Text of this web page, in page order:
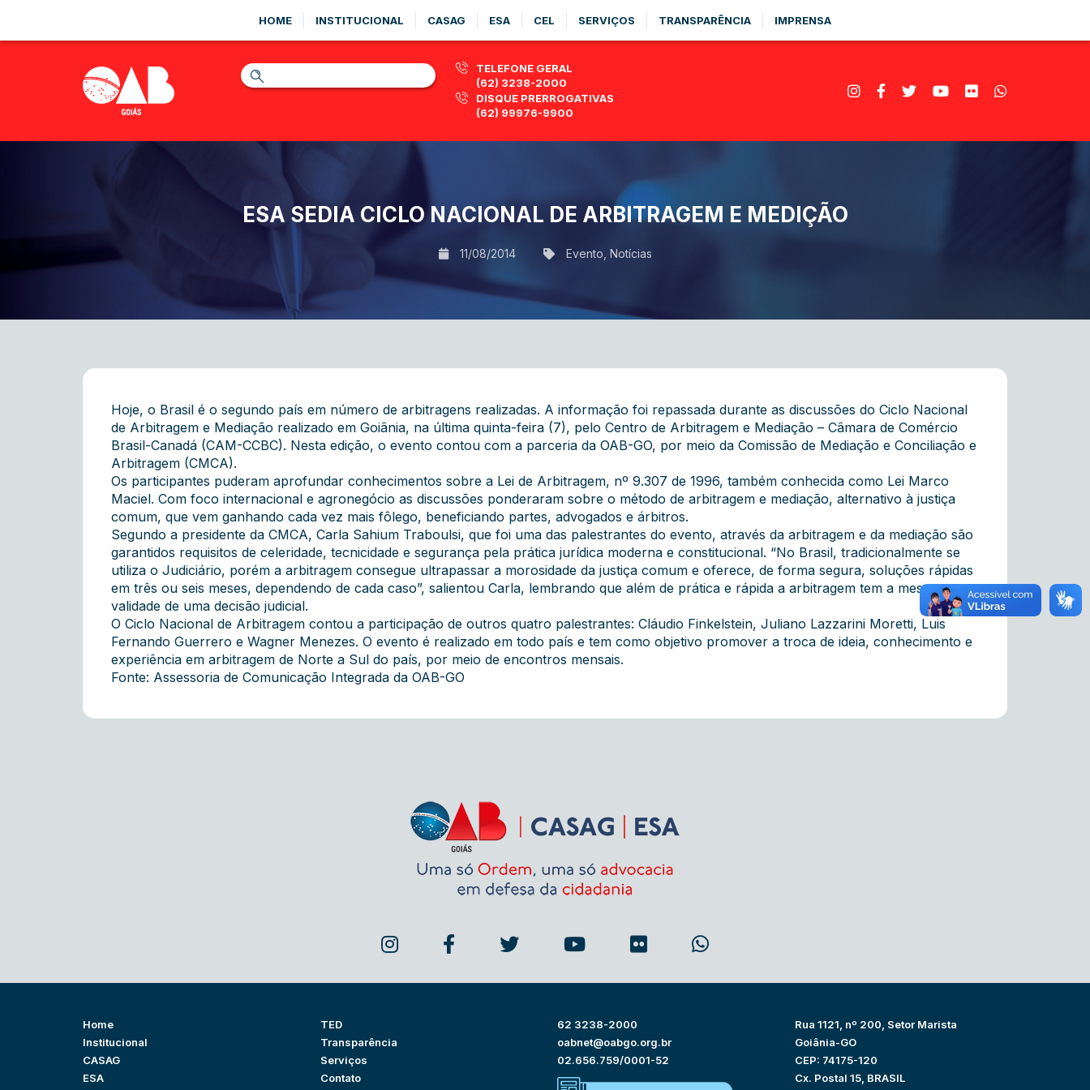
HOME INSTITUCIONAL CASAG ESA CEL SERVIÇOS TRANSPARÊNCIA IMPRENSA
TELEFONE GERAL
(62) 3238-2000
DISQUE PRERROGATIVAS
(62) 99976-9900
ESA SEDIA CICLO NACIONAL DE ARBITRAGEM E MEDIÇÃO
11/08/2014 Evento Notícias
Hoje, o Brasil é o segundo país em número de arbitragens realizadas. A informação foi repassada durante as discussões do Ciclo Nacional
de Arbitragem e Mediação realizado em Goiânia, na última quinta-feira (7), pelo Centro de Arbitragem e Mediação – Câmara de Comércio
Brasil-Canadá (CAM-CCBC). Nesta edição, o evento contou com a parceria da OAB-GO, por meio da Comissão de Mediação e Conciliação e
Arbitragem (CMCA).
Os participantes puderam aprofundar conhecimentos sobre a Lei de Arbitragem, nº 9.307 de 1996, também conhecida como Lei Marco
Maciel. Com foco internacional e agronegócio as discussões ponderaram sobre o método de arbitragem e mediação, alternativo à justiça
comum, que vem ganhando cada vez mais fôlego, beneficiando partes, advogados e árbitros.
Segundo a presidente da CMCA, Carla Sahium Traboulsi, que foi uma das palestrantes do evento, através da arbitragem e da mediação são
garantidos requisitos de celeridade, tecnicidade e segurança pela prática jurídica moderna e constitucional. “No Brasil, tradicionalmente se
utiliza o Judiciário, porém a arbitragem consegue ultrapassar a morosidade da justiça comum e oferece, de forma segura, soluções rápidas
em três ou seis meses, dependendo de cada caso”, salientou Carla, lembrando que além de prática e rápida a arbitragem tem a mesma
validade de uma decisão judicial.
O Ciclo Nacional de Arbitragem contou a participação de outros quatro palestrantes: Cláudio Finkelstein, Juliano Lazzarini Moretti, Luis
Fernando Guerrero e Wagner Menezes. O evento é realizado em todo país e tem como objetivo promover a troca de ideia, conhecimento e
experiência em arbitragem de Norte a Sul do país, por meio de encontros mensais.
Fonte: Assessoria de Comunicação Integrada da OAB-GO
Home
Institucional
CASAG
ESA
TED
Transparência
Serviços
Contato
62 3238-2000
oabnet@oabgo.org.br
02.656.759/0001-52
Rua 1121, nº 200, Setor Marista
Goiânia-GO
CEP: 74175-120
Cx. Postal 15, BRASIL